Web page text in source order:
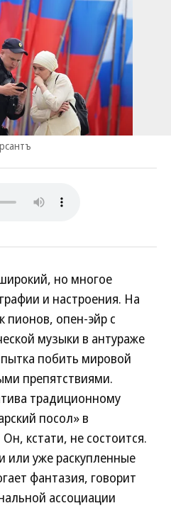
но многое
и настроения. На
опен-эйр с
музыки в антураже
побить мировой
препятствиями.
традиционному
посол» в
кстати, не состоится.
или уже раскупленные
фантазия, говорит
ассоциации